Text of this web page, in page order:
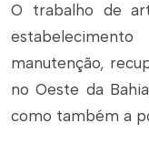
O trabalho de
manutenção,
no Oeste da
como também a